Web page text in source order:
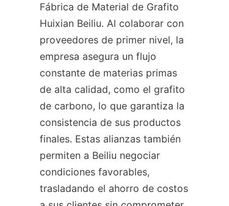
Fábrica de Material de Grafito
Huixian Beiliu. Al colaborar con
proveedores de primer nivel, la
empresa asegura un flujo
constante de materias primas
de alta calidad, como el grafito
de carbono, lo que garantiza la
consistencia de sus productos
finales. Estas alianzas también
permiten a Beiliu negociar
condiciones favorables,
trasladando el ahorro de costos